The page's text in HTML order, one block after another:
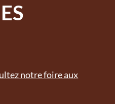
notre foire aux